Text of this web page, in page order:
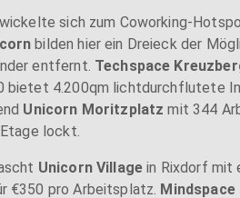
sich zum Coworking-
bilden hier ein Dreieck der
entfernt. Techspace
bietet 4.200qm lichtdurchflutete
Unicorn Moritzplatz mit 344
lockt.
Unicorn Village in Rixdorf mit
€350 pro Arbeitsplatz.